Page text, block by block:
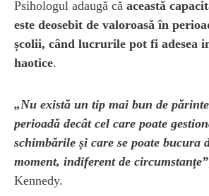
Psihologul adaugă că această
este deosebit de valoroasă în
școlii, când lucrurile pot fi adesea
haotice.
„Nu există un tip mai bun de
perioadă decât cel care poate
schimbările și care se poate bucura
moment, indiferent de circumstanțe”
Kennedy.